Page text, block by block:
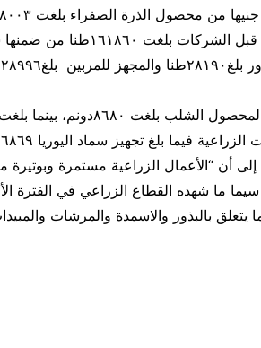
فيما بلغ تجهيز سماد اليوريا ٢٦٨٦٩طناَ”.
أن “الأعمال الزراعية مستمرة
سيما ما شهده القطاع الزراعي في
بالبذور والاسمدة والمرشات